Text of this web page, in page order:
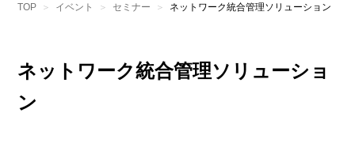
TOP イベント セミナー ネットワーク統合管理ソリューション
ネットワーク統合管理ソリューショ
ン